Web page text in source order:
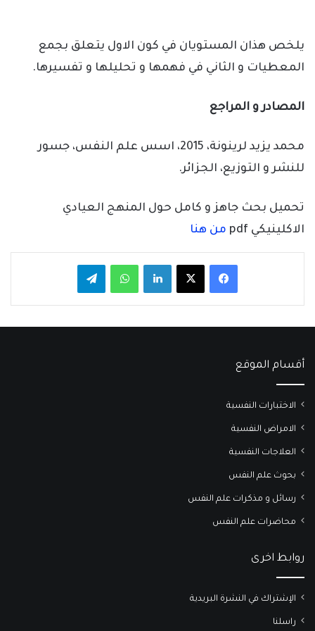
يلخص هذان المستويان في كون الاول يتعلق بجمع
المعطيات و الثاني في فهمها و تحليلها و تفسيرها.
المصادر و المراجع
محمد يزيد لرينونة، 2015، اسس علم النفس، جسور
للنشر و التوزيع، الجزائر.
تحميل بحث جاهز و كامل حول المنهج العيادي
الاكلينيكي pdf
من هنا
فيسبوك لينكدإن واتساب
أقسام الموقع
الاختبارات النفسية
الامراض النفسية
العلاجات النفسية
بحوث علم النفس
رسائل و مذكرات علم النفس
محاضرات علم النفس
روابط اخرى
الإشتراك في النشرة البريدية
راسلنا